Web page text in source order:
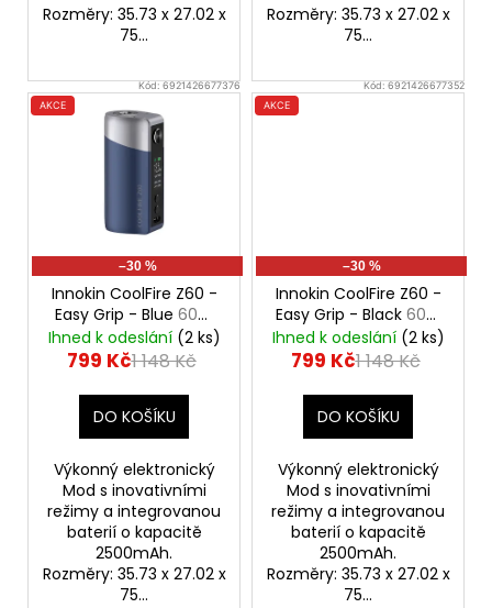
Rozměry: 35.73 x 27.02 x
75...
Rozměry: 35.73 x 27.02 x
75...
Kód:6921426677376
AKCE
–30 %
Innokin CoolFire Z60 -
Easy Grip - Blue 60W
Mod, 2500mAh
Ihned k odeslání (2 ks)
799 Kč1 148 Kč
DO KOŠÍKU
Výkonný elektronický
Mod s inovativními
režimy a integrovanou
baterií o kapacitě
2500mAh.
Rozměry: 35.73 x 27.02 x
75...
Kód:6921426677352
AKCE
–30 %
Innokin CoolFire Z60 -
Easy Grip - Black 60W
Mod, 2500mAh
Ihned k odeslání (2 ks)
799 Kč1 148 Kč
DO KOŠÍKU
Výkonný elektronický
Mod s inovativními
režimy a integrovanou
baterií o kapacitě
2500mAh.
Rozměry: 35.73 x 27.02 x
75...